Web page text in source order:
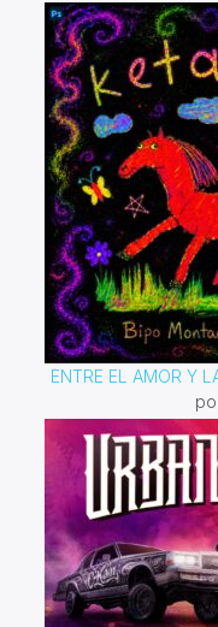
ENTRE EL AMOR Y